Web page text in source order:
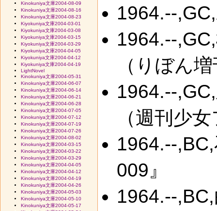
1964.--
1964.--
（りぼん
1964.--
（週刊少
1964.--
009』
1964.--
Kinokuniya文庫2004-08-09
Kinokuniya文庫2004-08-16
Kinokuniya文庫2004-08-23
Kiyokuniya文庫2004-03-01
Kiyokuniya文庫2004-03-08
Kiyokuniya文庫2004-03-15
Kiyokuniya文庫2004-03-29
Kiyokuniya文庫2004-04-05
Kiyokuniya文庫2004-04-12
Kiyokuniya文庫2004-04-19
LightNovel
Kinokuniya文庫2004-05-31
Kinokuniya文庫2004-06-07
Kinokuniya文庫2004-06-14
Kinokuniya文庫2004-06-21
Kinokuniya文庫2004-06-28
Kinokuniya文庫2004-07-05
Kinokuniya文庫2004-07-12
Kinokuniya文庫2004-07-19
Kinokuniya文庫2004-07-26
Kinokuniya文庫2004-08-02
Kinokuniya文庫2004-03-15
Kinokuniya文庫2004-03-22
Kinokuniya文庫2004-03-29
Kinokuniya文庫2004-04-05
Kinokuniya文庫2004-04-12
Kinokuniya文庫2004-04-19
Kinokuniya文庫2004-04-26
Kinokuniya文庫2004-05-03
Kinokuniya文庫2004-05-10
Kinokuniya文庫2004-05-17